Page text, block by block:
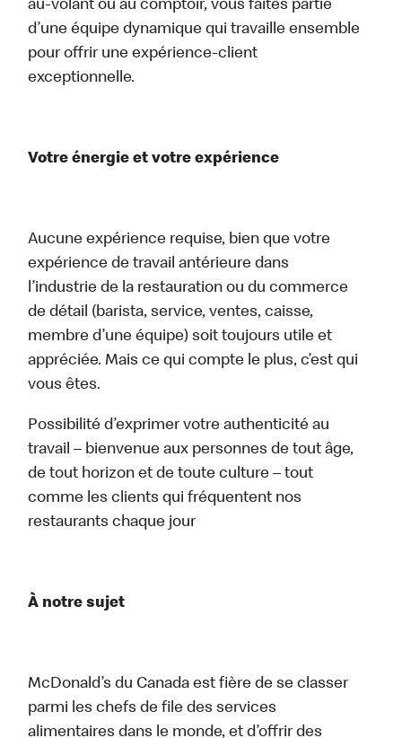
au-volant ou au comptoir, vous faites partie
d’une équipe dynamique qui travaille ensemble
pour offrir une expérience-client
exceptionnelle.
Votre énergie et votre expérience
Aucune expérience requise, bien que votre
expérience de travail antérieure dans
l’industrie de la restauration ou du commerce
de détail (barista, service, ventes, caisse,
membre d’une équipe) soit toujours utile et
appréciée. Mais ce qui compte le plus, c’est qui
vous êtes.
Possibilité d’exprimer votre authenticité au
travail – bienvenue aux personnes de tout âge,
de tout horizon et de toute culture – tout
comme les clients qui fréquentent nos
restaurants chaque jour
À notre sujet
McDonald’s du Canada est fière de se classer
parmi les chefs de file des services
alimentaires dans le monde, et d’offrir des